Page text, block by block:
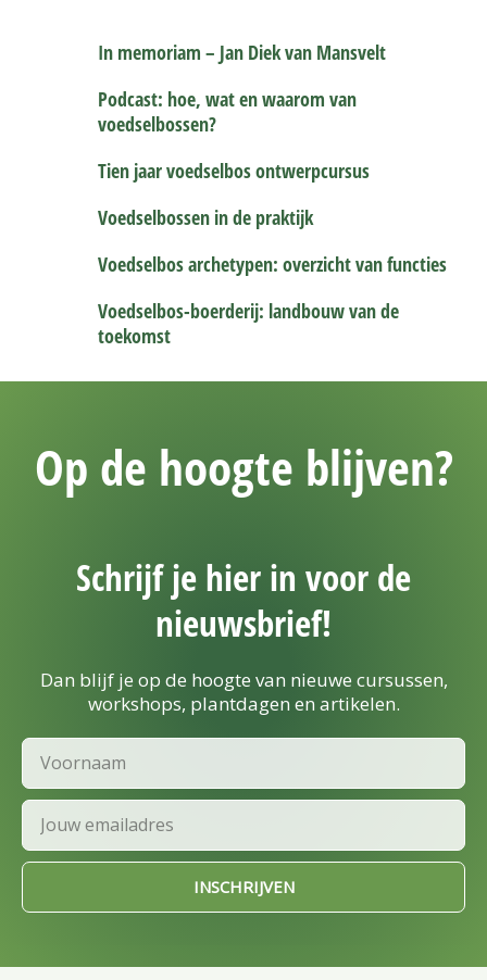
In memoriam – Jan Diek van Mansvelt
Podcast: hoe, wat en waarom van
voedselbossen?
Tien jaar voedselbos ontwerpcursus
Voedselbossen in de praktijk
Voedselbos archetypen: overzicht van functies
Voedselbos-boerderij: landbouw van de
toekomst
Op de hoogte blijven?
Schrijf je hier in voor de
nieuwsbrief!
Dan blijf je op de hoogte van nieuwe cursussen,
workshops, plantdagen en artikelen.
Voornaam
Email
INSCHRIJVEN